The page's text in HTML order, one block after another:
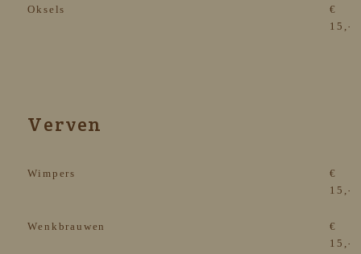
Oksels
€
15,-
Verven
Wimpers
€
15,-
Wenkbrauwen
€
15,-